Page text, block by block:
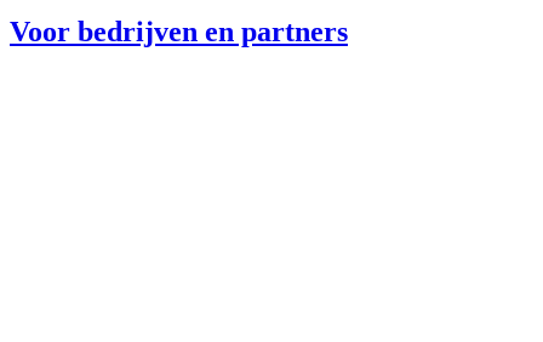
Voor bedrijven en partners